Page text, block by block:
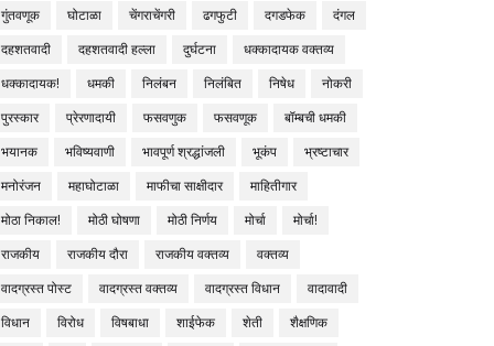
गुंतवणूक
घोटाळा चेंगराचेंगरी ढगफुटी दगडफेक
दंगल
दहशतवादी
दहशतवादी हल्ला दुर्घटना
धक्कादायक वक्तव्य
धक्कादायक!
धमकी निलंबन निलंबित निषेध
नोकरी
पुरस्कार
प्रेरणादायी फसवणुक फसवणूक
बॉम्बची धमकी
भयानक
भविष्यवाणी भावपूर्ण श्रद्धांजली भूकंप
भ्रष्टाचार
मनोरंजन
महाघोटाळा माफीचा साक्षीदार
माहितीगार
मोठा निकाल!
मोठी घोषणा मोठी निर्णय मोर्चा
मोर्चा!
राजकीय
राजकीय दौरा राजकीय वक्तव्य
वक्तव्य
वादग्रस्त पोस्ट
वादग्रस्त वक्तव्य वादग्रस्त विधान
वादावादी
विधान
विरोध विषबाधा शाईफेक शेती
शैक्षणिक